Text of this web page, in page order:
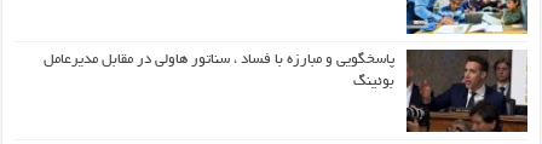
پاسخگویی و مبارزه با فساد ، سناتور هاولی در مقابل مدیرعامل
بوئینگ